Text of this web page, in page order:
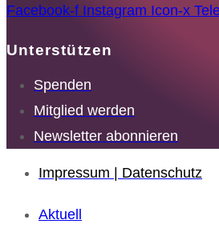
Facebook-f Instagram Icon-x
Unterstützen
Spenden
Mitglied werden
Newsletter abonnieren
Impressum | Datenschutz
Aktuell